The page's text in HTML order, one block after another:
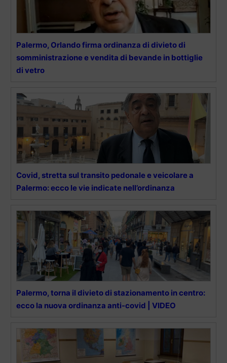
Palermo, Orlando firma ordinanza di divieto di
somministrazione e vendita di bevande in bottiglie
di vetro
Covid, stretta sul transito pedonale e veicolare a
Palermo: ecco le vie indicate nell’ordinanza
Palermo, torna il divieto di stazionamento in centro:
ecco la nuova ordinanza anti-covid | VIDEO